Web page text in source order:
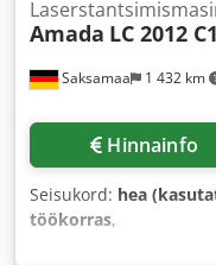
Saksamaa 1 432 km
Amada LC 2012
Hinnainfo
Seisukord: hea
töökorras,